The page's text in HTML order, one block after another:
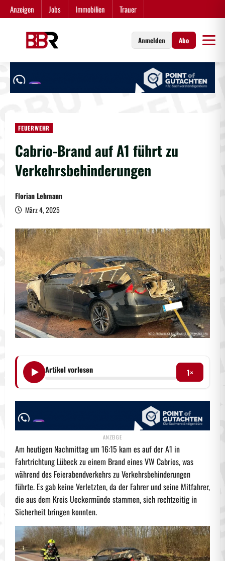
Zum
Inhalt
Anzeigen Jobs Immobilien Trauer
Anmelden Abo
FEUERWEHR
Cabrio-Brand auf A1 führt zu
Verkehrsbehinderungen
Florian Lehmann
März 4, 2025
Artikel vorlesen 1×
Am heutigen Nachmittag um 16:15 kam es auf der A1 in
Fahrtrichtung Lübeck zu einem Brand eines VW Cabrios, was
während des Feierabendverkehrs zu Verkehrsbehinderungen
führte. Es gab keine Verletzten, da der Fahrer und seine Mitfahrer,
die aus dem Kreis Ueckermünde stammen, sich rechtzeitig in
Sicherheit bringen konnten.